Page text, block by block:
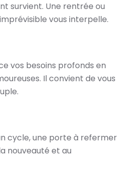
survient. Une rentrée ou
vous interpelle.
vos besoins profonds en
Il convient de vous
cycle, une porte à refermer
nouveauté et au